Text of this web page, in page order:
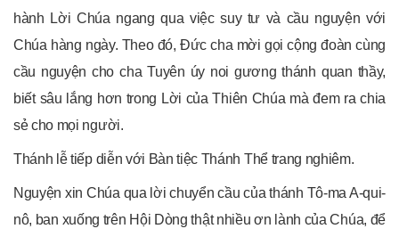
hành Lời Chúa ngang qua việc suy tư và cầu nguyện với
Chúa hàng ngày. Theo đó, Đức cha mời gọi cộng đoàn cùng
cầu nguyện cho cha Tuyên úy noi gương thánh quan thầy,
biết sâu lắng hơn trong Lời của Thiên Chúa mà đem ra chia
sẻ cho mọi người.
Thánh lễ tiếp diễn với Bàn tiệc Thánh Thể trang nghiêm.
Nguyện xin Chúa qua lời chuyển cầu của thánh Tô-ma A-qui-
nô, ban xuống trên Hội Dòng thật nhiều ơn lành của Chúa, để